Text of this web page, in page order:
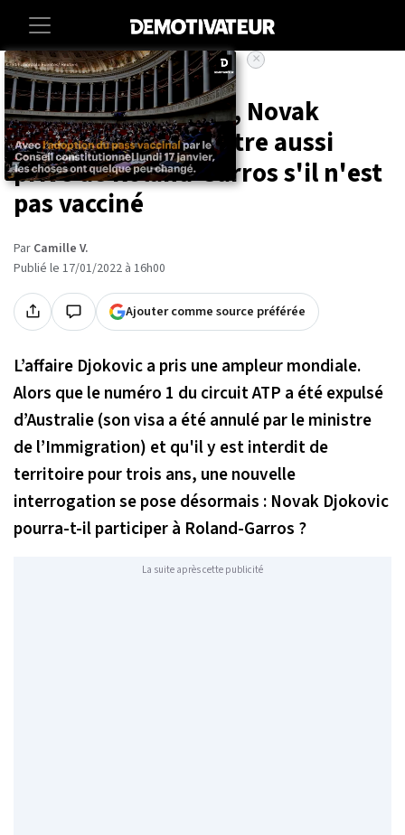
Accueil Societe Sport
Expulsé d'Australie, Novak
Djokovic pourrait être aussi
privé de Roland-Garros s'il n'est
pas vacciné
Par Camille V.
Publié le 17/01/2022 à 16h00
Ajouter comme source préférée
×
L’affaire Djokovic a pris une ampleur mondiale.
Alors que le numéro 1 du circuit ATP a été expulsé
d’Australie (son visa a été annulé par le ministre
de l’Immigration) et qu'il y est interdit de
territoire pour trois ans, une nouvelle
interrogation se pose désormais : Novak Djokovic
pourra-t-il participer à Roland-Garros ?
La suite après cette publicité